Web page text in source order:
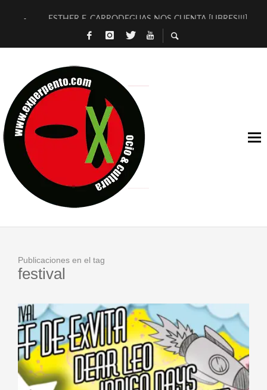
ESTHER F. CARRODEGUAS NOS CUENTA [LIBRES!!!]
[TERRA DE GUAPES] DE SANDRA MONFORT
TIMBRE 4, LA ESCUELA DEL DIRECTOR TEATRAL CLAUDIO
30 AÑOS (NO ES NADA) DE LA KATARSIS DEL TOMATAZO
MILITARES JUDÍAS EN #EXVITA
D’BALDOMEROS REINVENTAN [BITÁCORA 3.0] EN EXVITA
MARSHALL FLASH PRESENTA EN EXVITA [RELATIVA
JOFRE BARDAGÍ EN EXVITA INTERPRETANDO A SERRAT
Publicaciones en el tag
festival